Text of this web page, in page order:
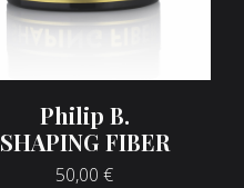
Philip B.
SHAPING FIBER
50,00 €